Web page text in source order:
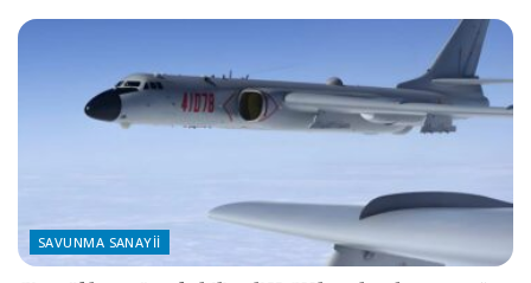
SAVUNMA SANAYII